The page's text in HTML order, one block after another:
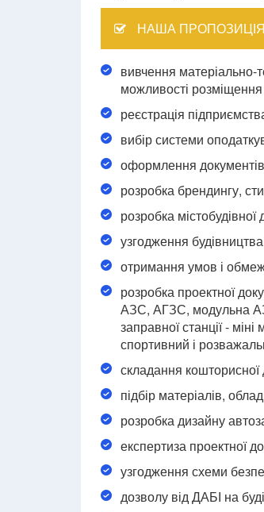
НАША ПРОПОЗИЦІЯ
вивчення матеріально-
можливості
реєстрація
вибір системи
оформлення
розробка брендингу,
розробка містобудівної
узгодження
отримання умов і
розробка проектної
АЗС, АГЗС, модульна
заправної станції -
спортивний і
складання кошторисної
підбір матеріалів,
розробка дизайну
експертиза проектної
узгодження схеми
дозволу від ДАБІ на